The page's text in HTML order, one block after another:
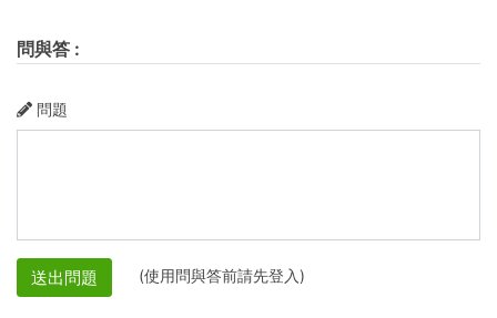
問與答 :
問題
送出問題 (使用問與答前請先登入)